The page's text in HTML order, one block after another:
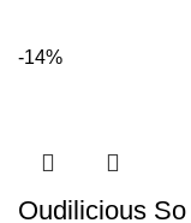
-14%
Oudilicious So